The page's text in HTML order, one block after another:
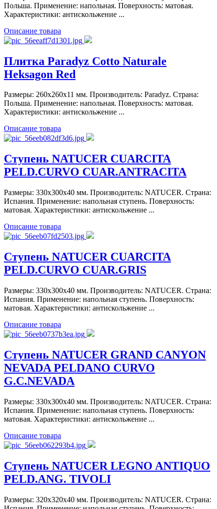
Польша. Применение: напольная. Поверхность: матовая.
Характеристики: антискольжение ...
Описание товара
Плитка Paradyz Cotto Naturale
Heksagon Red
Размеры: 260x260x11 мм. Производитель: Paradyz. Страна:
Польша. Применение: напольная. Поверхность: матовая.
Характеристики: антискольжение ...
Описание товара
Ступень NATUCER CUARCITA
PELD.CURVO CUAR.ANTRACITA
Размеры: 330x300x40 мм. Производитель: NATUCER. Страна:
Испания. Применение: напольная ступень. Поверхность:
матовая. Характеристики: антискольжение ...
Описание товара
Ступень NATUCER CUARCITA
PELD.CURVO CUAR.GRIS
Размеры: 330x300x40 мм. Производитель: NATUCER. Страна:
Испания. Применение: напольная ступень. Поверхность:
матовая. Характеристики: антискольжение ...
Описание товара
Ступень NATUCER GRAND CANYON
NEVADA PELDANO CURVO
G.C.NEVADA
Размеры: 330x300x40 мм. Производитель: NATUCER. Страна:
Испания. Применение: напольная ступень. Поверхность:
матовая. Характеристики: антискольжение ...
Описание товара
Ступень NATUCER LEGNO ANTIQUO
PELD.ANG. TIVOLI
Размеры: 320x320x40 мм. Производитель: NATUCER. Страна: